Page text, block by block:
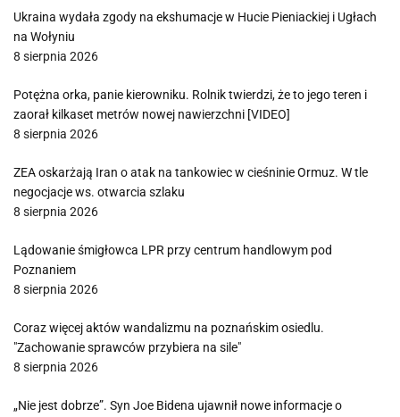
Ukraina wydała zgody na ekshumacje w Hucie Pieniackiej i Ugłach
na Wołyniu
8 sierpnia 2026
Potężna orka, panie kierowniku. Rolnik twierdzi, że to jego teren i
zaorał kilkaset metrów nowej nawierzchni [VIDEO]
8 sierpnia 2026
ZEA oskarżają Iran o atak na tankowiec w cieśninie Ormuz. W tle
negocjacje ws. otwarcia szlaku
8 sierpnia 2026
Lądowanie śmigłowca LPR przy centrum handlowym pod
Poznaniem
8 sierpnia 2026
Coraz więcej aktów wandalizmu na poznańskim osiedlu.
"Zachowanie sprawców przybiera na sile"
8 sierpnia 2026
„Nie jest dobrze”. Syn Joe Bidena ujawnił nowe informacje o